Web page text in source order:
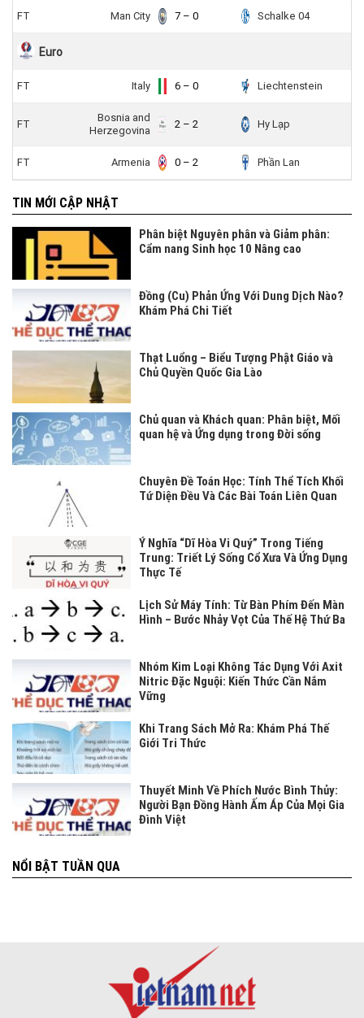
FT Man City 7 – 0 Schalke 04
Euro
FT Italy 6 – 0 Liechtenstein
FT
Bosnia and
Herzegovina
2 – 2 Hy Lạp
FT Armenia 0 – 2 Phần Lan
TIN MỚI CẬP NHẬT
Phân biệt Nguyên phân và Giảm phân:
Cẩm nang Sinh học 10 Nâng cao
Đồng (Cu) Phản Ứng Với Dung Dịch Nào?
Khám Phá Chi Tiết
Thạt Luổng – Biểu Tượng Phật Giáo và
Chủ Quyền Quốc Gia Lào
Chủ quan và Khách quan: Phân biệt, Mối
quan hệ và Ứng dụng trong Đời sống
Chuyên Đề Toán Học: Tính Thể Tích Khối
Tứ Diện Đều Và Các Bài Toán Liên Quan
Ý Nghĩa “Dĩ Hòa Vi Quý” Trong Tiếng
Trung: Triết Lý Sống Cổ Xưa Và Ứng Dụng
Thực Tế
Lịch Sử Máy Tính: Từ Bàn Phím Đến Màn
Hình – Bước Nhảy Vọt Của Thế Hệ Thứ Ba
Nhóm Kim Loại Không Tác Dụng Với Axit
Nitric Đặc Nguội: Kiến Thức Cần Nắm
Vững
Khi Trang Sách Mở Ra: Khám Phá Thế
Giới Tri Thức
Thuyết Minh Về Phích Nước Bình Thủy:
Người Bạn Đồng Hành Ấm Áp Của Mọi Gia
Đình Việt
NỔI BẬT TUẦN QUA